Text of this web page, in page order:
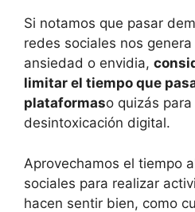
Si notamos que pasar
redes sociales nos
ansiedad o envidia,
limitar el tiempo que
plataformaso quizás
desintoxicación digital.
Aprovechamos el tiempo
sociales para realizar
hacen sentir bien, como